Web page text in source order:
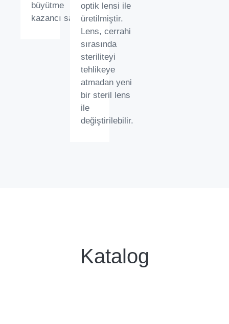
büyütme
kazancı sağlar.
optik lensi ile
üretilmiştir.
Lens, cerrahi
sırasında
steriliteyi
tehlikeye
atmadan yeni
bir steril lens
ile
değiştirilebilir.
Katalog